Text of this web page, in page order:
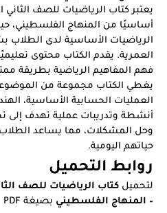
يعتبر كتاب الرياضيات للصف
أساسيًا من المنهاج الفلسطيني،
الرياضيات الأساسية لدى
العمرية. يقدم الكتاب محتوى
فهم المفاهيم الرياضية بطريقة
يغطي الكتاب مجموعة من
العمليات الحسابية الأساسية،
أنشطة وتدريبات عملية تهدف إلى
وحل المشكلات، مما يساعد
حياتهم اليومية.
روابط التحميل
لتحميل كتاب الرياضيات للصف
– المنهاج الفلسطيني بصيغة PDF